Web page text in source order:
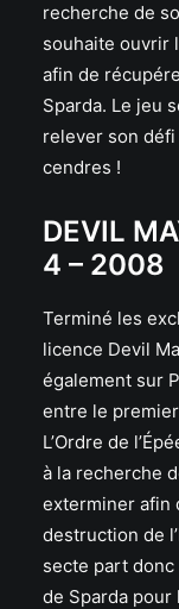
recherche de
souhaite ouvrir
afin de
Sparda. Le jeu
relever son
cendres !
DEVIL
4 – 2008
Terminé les
licence Devil
également sur
entre le
L’Ordre de
à la recherche
exterminer afin
destruction de
secte part
de Sparda pour